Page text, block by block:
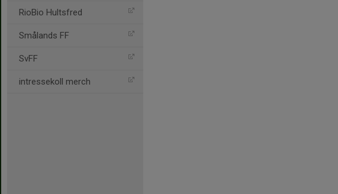
RioBio Hultsfred
Smålands FF
SvFF
intressekoll merch